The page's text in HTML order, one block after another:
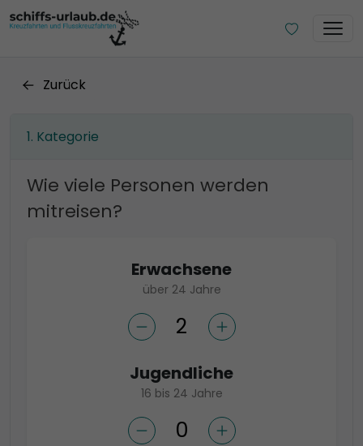
Zurück
Kategorie
Wie viele Personen werden
mitreisen?
Erwachsene
über 24 Jahre
Jugendliche
16 bis 24 Jahre